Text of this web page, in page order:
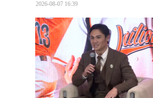
2026-08-07 16:39